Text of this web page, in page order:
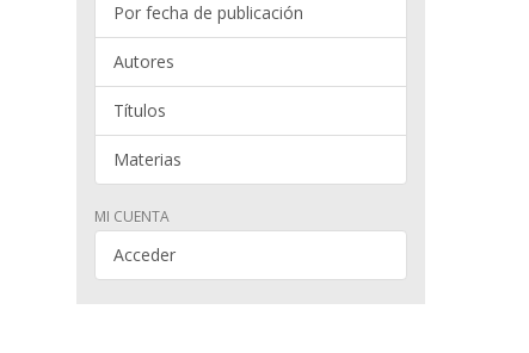
Por fecha de publicación
Autores
Títulos
Materias
MI CUENTA
Acceder